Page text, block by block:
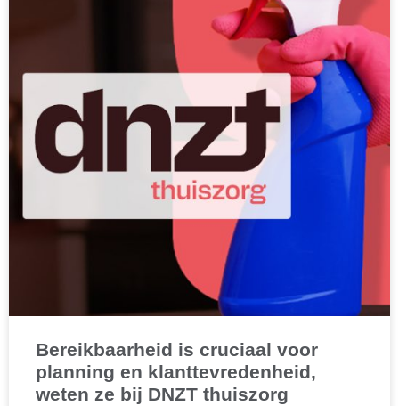
Bereikbaarheid is cruciaal voor
planning en klanttevredenheid,
weten ze bij DNZT thuiszorg